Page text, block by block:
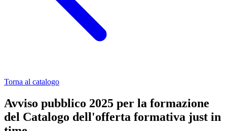
Torna al catalogo
Avviso pubblico 2025 per la formazione
del Catalogo dell'offerta formativa just in